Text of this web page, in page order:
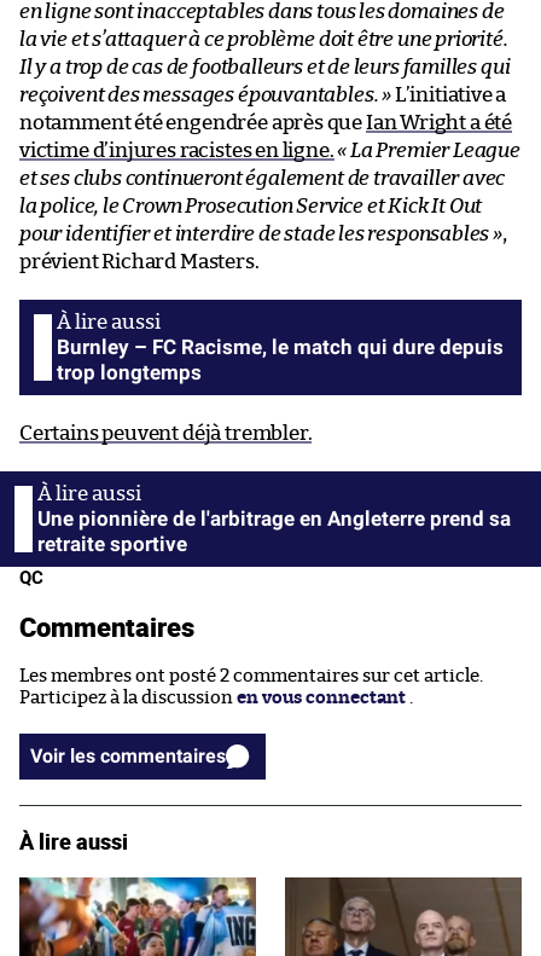
en ligne sont inacceptables dans tous les domaines de
la vie et s’attaquer à ce problème doit être une priorité.
Il y a trop de cas de footballeurs et de leurs familles qui
reçoivent des messages épouvantables. »L’initiative a
notamment été engendrée après queIan Wright a été
victime d’injures racistes en ligne.« La Premier League
et ses clubs continueront également de travailler avec
la police, le Crown Prosecution Service et Kick It Out
pour identifier et interdire de stade les responsables »,
prévient Richard Masters.
Burnley – FC Racisme, le match qui dure depuis
trop longtemps
Certains peuvent déjà trembler.
Une pionnière de l'arbitrage en Angleterre prend sa
retraite sportive
QC
Commentaires
Les membres ont posté 2 commentaires sur cet article.
Participez à la discussion en vous connectant .
Voir les commentaires
À lire aussi